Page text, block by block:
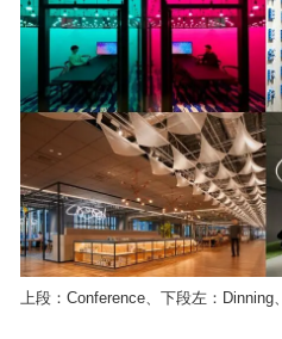
上段：Conference、下段左：